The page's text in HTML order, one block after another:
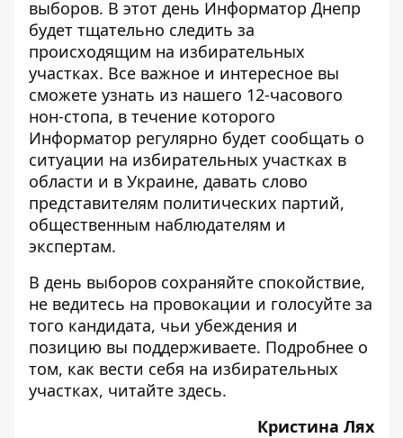
выборов. В этот день Информатор Днепр
будет тщательно следить за
происходящим на избирательных
участках. Все важное и интересное вы
сможете узнать из нашего 12-часового
нон-стопа, в течение которого
Информатор регулярно будет сообщать о
ситуации на избирательных участках в
области и в Украине, давать слово
представителям политических партий,
общественным наблюдателям и
экспертам.
В день выборов сохраняйте спокойствие,
не ведитесь на провокации и голосуйте за
того кандидата, чьи убеждения и
позицию вы поддерживаете. Подробнее о
том, как вести себя на избирательных
участках, читайте здесь.
Кристина Лях